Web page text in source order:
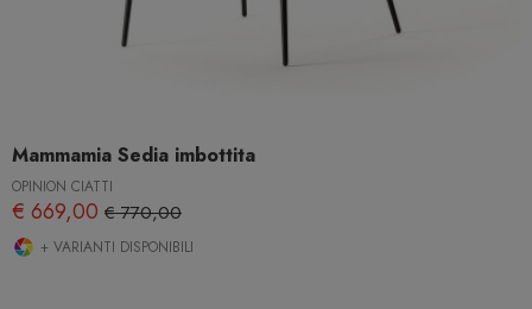
Mammamia Sedia imbottita
OPINION CIATTI
€ 669,00 € 770,00
+ VARIANTI DISPONIBILI